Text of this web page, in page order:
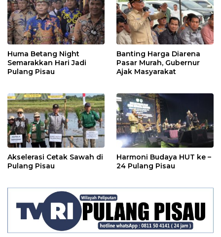
Huma Betang Night
Semarakkan Hari Jadi
Pulang Pisau
Banting Harga Diarena
Pasar Murah, Gubernur
Ajak Masyarakat
Akselerasi Cetak Sawah di
Pulang Pisau
Harmoni Budaya HUT ke –
24 Pulang Pisau